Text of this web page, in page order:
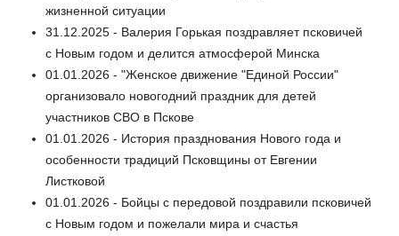
жизненной ситуации
31.12.2025 - Валерия Горькая поздравляет псковичей
с Новым годом и делится атмосферой Минска
01.01.2026 - "Женское движение "Единой России"
организовало новогодний праздник для детей
участников СВО в Пскове
01.01.2026 - История празднования Нового года и
особенности традиций Псковщины от Евгении
Листковой
01.01.2026 - Бойцы с передовой поздравили псковичей
с Новым годом и пожелали мира и счастья